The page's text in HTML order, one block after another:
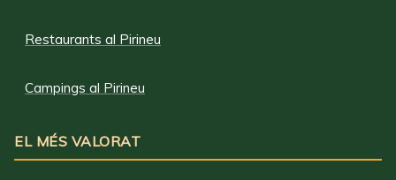
Restaurants al Pirineu
Campings al Pirineu
EL MÉS VALORAT